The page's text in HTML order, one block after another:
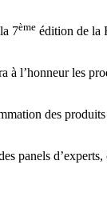
7ème édition de la
à l’honneur les
des
panels